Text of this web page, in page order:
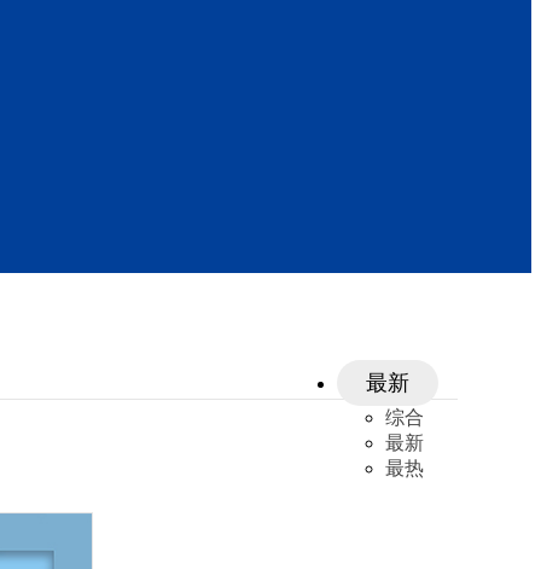
最新
综合
最新
最热